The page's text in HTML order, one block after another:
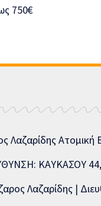
Λαζαρίδης
ΚΑΥΚΑΣΟΥ
Λαζαρίδης |